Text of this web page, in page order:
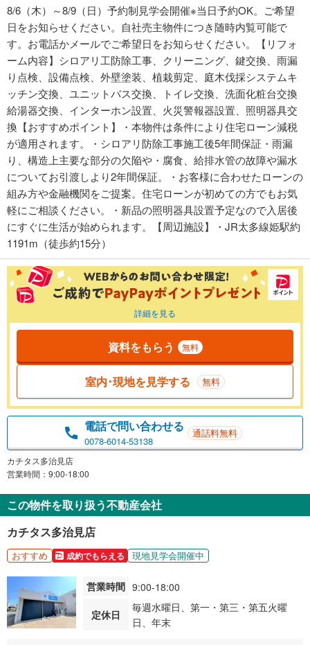
8/6（木）～8/9（日）予約制見学会開催※当日予約OK。ご希望
日をお知らせください。自社売主物件につき随時内覧可能で
す。お電話かメールでご希望日をお知らせください。【リフォ
ーム内容】シロアリ工防除工事、クリーニング、鍵交換、雨漏
り点検、設備点検、外壁塗装、植栽剪定、庭木伐採システムキ
ッチン交換、ユニットバス交換、トイレ交換、洗面化粧台交換
給湯器交換、インターホン設置、火災警報器設置、照明器具交
換【おすすめポイント】・本物件は条件により住宅ローン減税
が適用されます。・シロアリ防除工事施工後5年間保証・雨漏
り、構造上主要な部分の欠陥や・腐食、給排水管の故障や漏水
についてお引渡しより2年間保証。・お客様に合わせたローンの
組み方や金融機関をご提案。住宅ローンが初めての方でもお気
軽にご相談ください。・新品の照明器具設置予定なので入居後
にすぐに生活が始められます。【周辺施設】・JR太多線姫駅約
1191m（徒歩約15分）
詳細を見る
資料をもらう 無料
室内･現地を見学する 無料
電話で問い合わせる
0078-6014-53138
通話料無料
カチタス多治見店
営業時間：9:00-18:00
この物件を取り扱う不動産会社
カチタス多治見店
おすすめ 成約でもらえる 現地見学会開催中
営業時間 9:00-18:00
定休日
毎週水曜日、第一・第三・第五火曜
日、年末